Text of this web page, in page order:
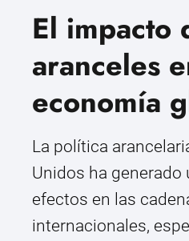
El impacto
aranceles
economía
La política
Unidos ha generado
efectos en las
internacionales,